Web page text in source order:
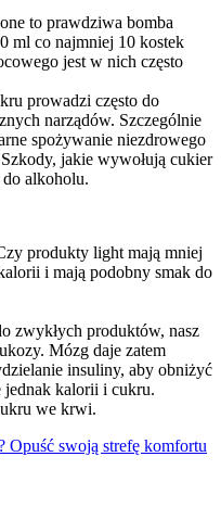
to prawdziwa bomba
ml co najmniej 10 kostek
jest w nich często
prowadzi często do
narządów. Szczególnie
spożywanie niezdrowego
jakie wywołują cukier
alkoholu.
produkty light mają mniej
i mają podobny smak do
zwykłych produktów, nasz
Mózg daje zatem
insuliny, aby obniżyć
kalorii i cukru.
we krwi.
Opuść swoją strefę komfortu